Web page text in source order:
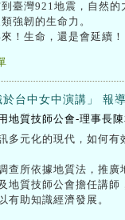
臺灣921地震，自然
強韌的生命力。
！生命，還是會延續！
於台中女中演講」 報
地質技師公會-理事長
多元化的現代，如何有
查所依據地質法，推
地質技師公會擔任講
有助知識經濟發展。